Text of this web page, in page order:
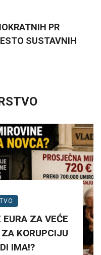
PR
SUSTAVNIH
ZA VEĆE
KORUPCIJU
IMA!?